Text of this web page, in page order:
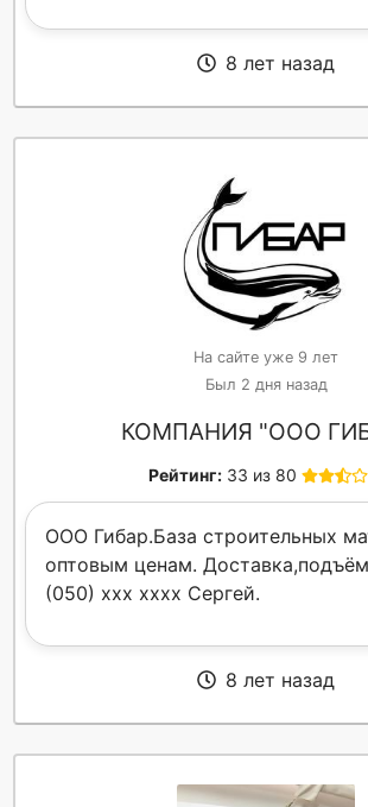
8 лет назад
На сайте уже 9 лет
Был 2 дня назад
КОМПАНИЯ "ООО
Рейтинг: 33 из 80
ООО Гибар.База строительных
оптовым ценам.
(050) xxx xxxx Сергей.
8 лет назад